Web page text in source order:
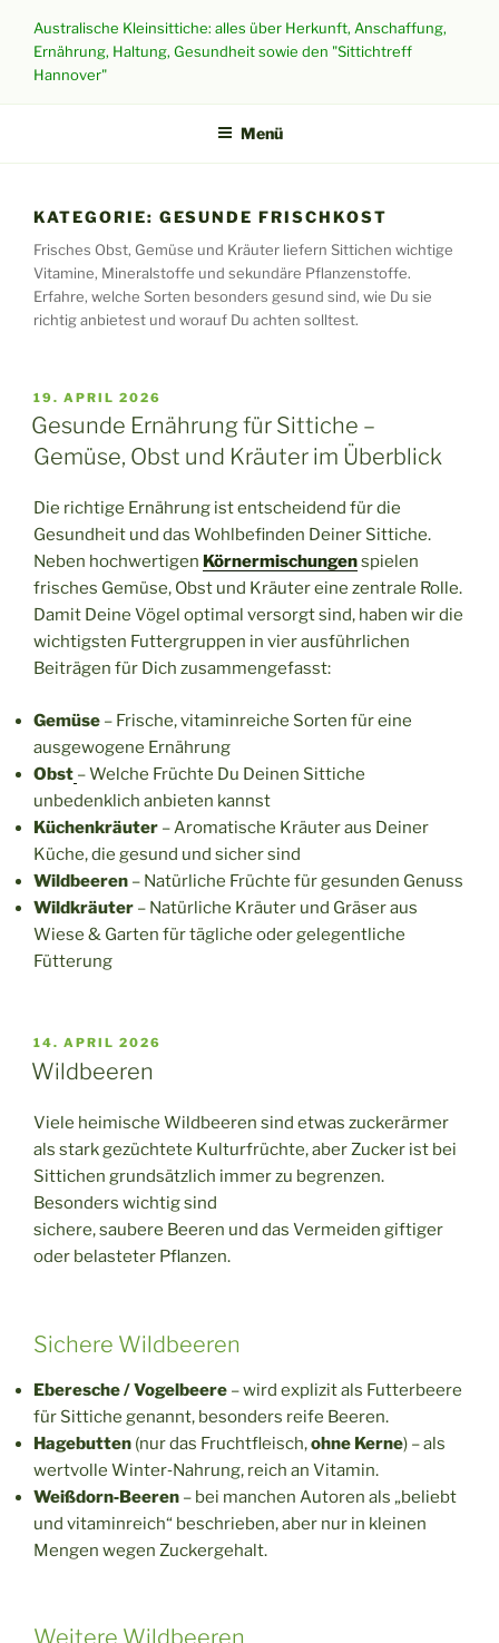
Inhalt
springen
Australische Kleinsittiche: alles über Herkunft, Anschaffung,
Ernährung, Haltung, Gesundheit sowie den "Sittichtreff
Hannover"
Menü
KATEGORIE: GESUNDE FRISCHKOST
Frisches Obst, Gemüse und Kräuter liefern Sittichen wichtige
Vitamine, Mineralstoffe und sekundäre Pflanzenstoffe.
Erfahre, welche Sorten besonders gesund sind, wie Du sie
richtig anbietest und worauf Du achten solltest.
VERÖFFENTLICHT
AM
19. APRIL 2026
Gesunde Ernährung für Sittiche –
Gemüse, Obst und Kräuter im Überblick
Die richtige Ernährung ist entscheidend für die
Gesundheit und das Wohlbefinden Deiner Sittiche.
Neben hochwertigen Körnermischungenspielen
frisches Gemüse, Obst und Kräuter eine zentrale Rolle.
Damit Deine Vögel optimal versorgt sind, haben wir die
wichtigsten Futtergruppen in vier ausführlichen
Beiträgen für Dich zusammengefasst:
Gemüse – Frische, vitaminreiche Sorten für eine
ausgewogene Ernährung
Obst – Welche Früchte Du Deinen Sittiche
unbedenklich anbieten kannst
Küchenkräuter – Aromatische Kräuter aus Deiner
Küche, die gesund und sicher sind
Wildbeeren – Natürliche Früchte für gesunden Genuss
Wildkräuter – Natürliche Kräuter und Gräser aus
Wiese & Garten für tägliche oder gelegentliche
Fütterung
VERÖFFENTLICHT
AM
14. APRIL 2026
Wildbeeren
Viele heimische Wildbeeren sind etwas zuckerärmer
als stark gezüchtete Kulturfrüchte, aber Zucker ist bei
Sittichen grundsätzlich immer zu begrenzen.
Besonders wichtig sind
sichere, saubere Beeren und das Vermeiden giftiger
oder belasteter Pflanzen.
Sichere Wildbeeren
Eberesche / Vogelbeere – wird explizit als Futterbeere
für Sittiche genannt, besonders reife Beeren.
Hagebutten (nur das Fruchtfleisch,ohne Kerne) – als
wertvolle Winter‑Nahrung, reich an Vitamin.
Weißdorn‑Beeren – bei manchen Autoren als „beliebt
und vitaminreich“ beschrieben, aber nur in kleinen
Mengen wegen Zuckergehalt.
Weitere Wildbeeren